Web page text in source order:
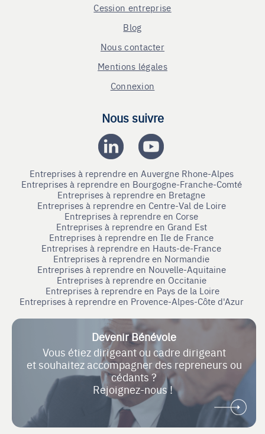
Cession entreprise
Blog
Nous contacter
Mentions légales
Connexion
Nous suivre
Entreprises à reprendre en Auvergne Rhone-Alpes
Entreprises à reprendre en Bourgogne-Franche-Comté
Entreprises à reprendre en Bretagne
Entreprises à reprendre en Centre-Val de Loire
Entreprises à reprendre en Corse
Entreprises à reprendre en Grand Est
Entreprises à reprendre en Ile de France
Entreprises à reprendre en Hauts-de-France
Entreprises à reprendre en Normandie
Entreprises à reprendre en Nouvelle-Aquitaine
Entreprises à reprendre en Occitanie
Entreprises à reprendre en Pays de la Loire
Entreprises à reprendre en Provence-Alpes-Côte d'Azur
Devenir Bénévole
Vous étiez dirigeant ou cadre dirigeant
et souhaitez accompagner des repreneurs ou
cédants ?
Rejoignez-nous !